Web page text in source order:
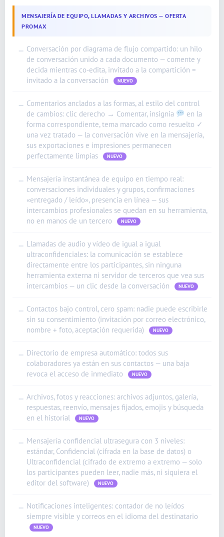
MENSAJERÍA DE EQUIPO, LLAMADAS Y ARCHIVOS — OFERTA
PROMAX
— Conversación por diagrama de flujo compartido: un hilo
de conversación unido a cada documento — comente y
decida mientras co-edita, invitado a la compartición =
invitado a la conversación
NUEVO
— Comentarios anclados a las formas, al estilo del control
de cambios: clic derecho → Comentar, insignia
en la
forma correspondiente, tema marcado como resuelto ✓
una vez tratado — la conversación vive en la mensajería,
sus exportaciones e impresiones permanecen
perfectamente limpias
NUEVO
— Mensajería instantánea de equipo en tiempo real:
conversaciones individuales y grupos, confirmaciones
«entregado / leído», presencia en línea — sus
intercambios profesionales se quedan en su herramienta,
no en manos de un tercero
NUEVO
— Llamadas de audio y vídeo de igual a igual
ultraconfidenciales: la comunicación se establece
directamente entre los participantes, sin ninguna
herramienta externa ni servidor de terceros que vea sus
intercambios — un clic desde la conversación
NUEVO
— Contactos bajo control, cero spam: nadie puede escribirle
sin su consentimiento (invitación por correo electrónico,
nombre + foto, aceptación requerida)
NUEVO
— Directorio de empresa automático: todos sus
colaboradores ya están en sus contactos — una baja
revoca el acceso de inmediato
NUEVO
— Archivos, fotos y reacciones: archivos adjuntos, galería,
respuestas, reenvío, mensajes fijados, emojis y búsqueda
en el historial
NUEVO
— Mensajería confidencial ultrasegura con 3 niveles:
estándar, Confidencial (cifrada en la base de datos) o
Ultraconfidencial (cifrado de extremo a extremo — solo
los participantes pueden leer, nadie más, ni siquiera el
editor del software)
NUEVO
— Notificaciones inteligentes: contador de no leídos
siempre visible y correos en el idioma del destinatario
NUEVO
Français (Suisse)
Te reo Māori
Reo Tahiti
ʻŌlelo Hawaiʻi